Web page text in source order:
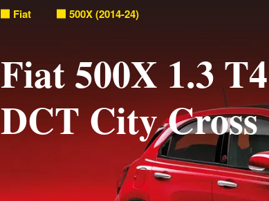
Fiat 500X (2014-24)
Fiat 500X 1.3
DCT City Cross